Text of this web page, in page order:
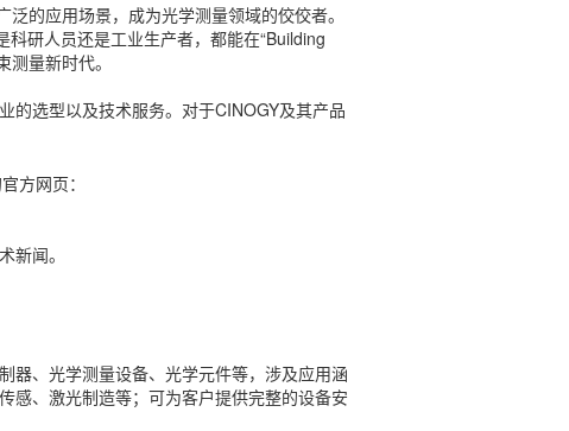
的应用场景，成为光学测量领域的佼佼者。
研人员还是工业生产者，都能在“Building
量新时代。
的选型以及技术服务。对于CINOGY及其产品
方网页：
新闻。
器、光学测量设备、光学元件等，涉及应用涵
感、激光制造等；可为客户提供完整的设备安